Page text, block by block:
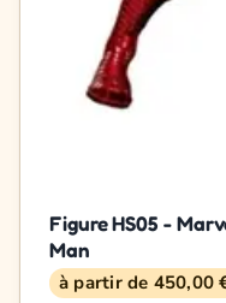
Figure HS05 -
Man
à partir de 450,00